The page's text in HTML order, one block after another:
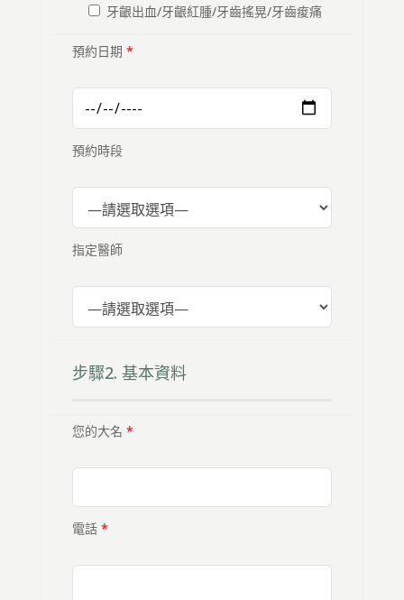
牙齦出血/牙齦紅腫/牙齒搖晃/牙齒痠痛
預約日期 *
預約時段
指定醫師
步驟2. 基本資料
您的大名 *
電話 *